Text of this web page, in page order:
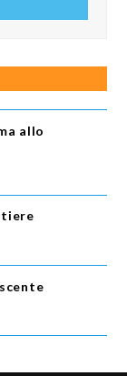
allo